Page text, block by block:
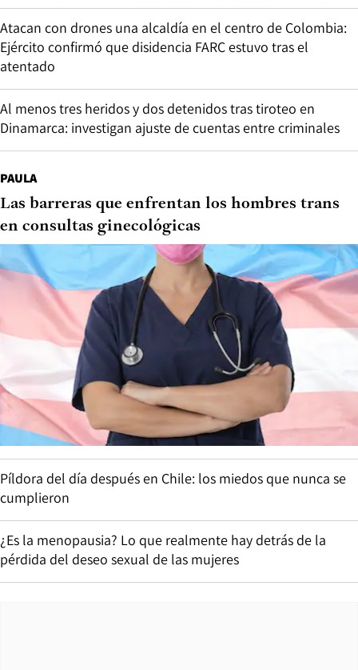
Atacan con drones una alcaldía en el centro de Colombia:
Ejército confirmó que disidencia FARC estuvo tras el
atentado
Al menos tres heridos y dos detenidos tras tiroteo en
Dinamarca: investigan ajuste de cuentas entre criminales
PAULA
Las barreras que enfrentan los hombres trans
en consultas ginecológicas
Píldora del día después en Chile: los miedos que nunca se
cumplieron
¿Es la menopausia? Lo que realmente hay detrás de la
pérdida del deseo sexual de las mujeres